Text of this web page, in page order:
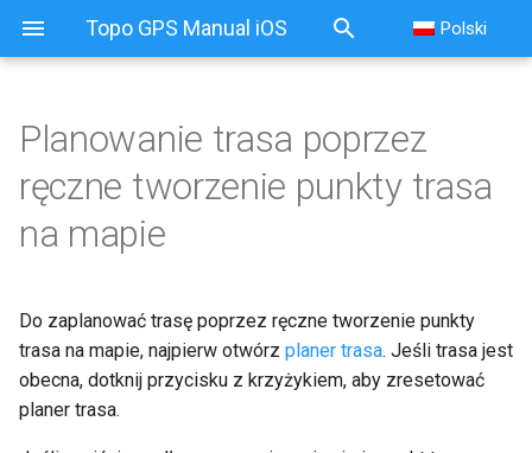
Topo GPS Manual iOS Polski
Planowanie trasa poprzez
ręczne tworzenie punkty trasa
na mapie
Do zaplanować trasę poprzez ręczne tworzenie punkty
trasa na mapie, najpierw otwórz planer trasa. Jeśli trasa jest
obecna, dotknij przycisku z krzyżykiem, aby zresetować
planer trasa.